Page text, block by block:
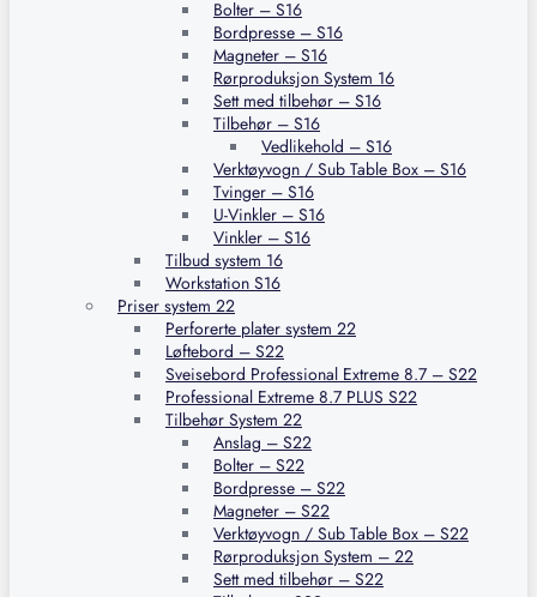
Bolter – S16
Bordpresse – S16
Magneter – S16
Rørproduksjon System 16
Sett med tilbehør – S16
Tilbehør – S16
Vedlikehold – S16
Verktøyvogn / Sub Table Box – S16
Tvinger – S16
U-Vinkler – S16
Vinkler – S16
Tilbud system 16
Workstation S16
Priser system 22
Perforerte plater system 22
Løftebord – S22
Sveisebord Professional Extreme 8.7 – S22
Professional Extreme 8.7 PLUS S22
Tilbehør System 22
Anslag – S22
Bolter – S22
Bordpresse – S22
Magneter – S22
Verktøyvogn / Sub Table Box – S22
Rørproduksjon System – 22
Sett med tilbehør – S22